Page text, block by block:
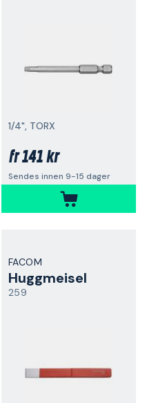
1/4", TORX
fr141 kr
Sendes innen 9-15 dager
FACOM
Huggmeisel
259